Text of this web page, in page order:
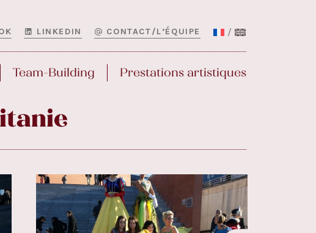
LINKEDIN CONTACT/L’ÉQUIPE
Team-Building Prestations artistiques